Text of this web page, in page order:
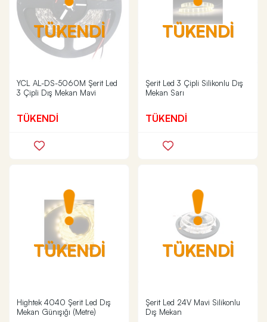
TÜKENDİ
YCL AL-DS-5060M Şerit Led
3 Çipli Dış Mekan Mavi
TÜKENDİ
TÜKENDİ
Şerit Led 3 Çipli Silikonlu Dış
Mekan Sarı
TÜKENDİ
TÜKENDİ
Hightek 4040 Şerit Led Dış
Mekan Günışığı (Metre)
TÜKENDİ
Şerit Led 24V Mavi Silikonlu
Dış Mekan